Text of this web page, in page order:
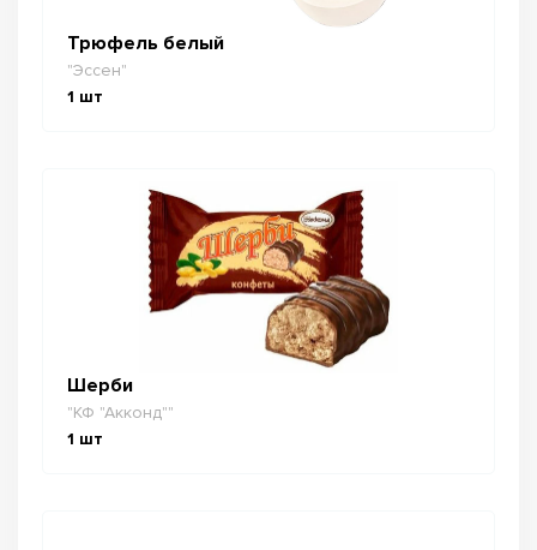
Трюфель белый
"Эссен"
1 шт
Шерби
"КФ "Акконд""
1 шт